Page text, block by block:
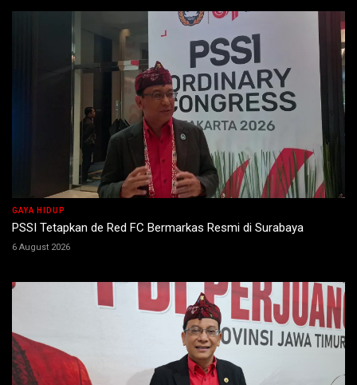
GAYA HIDUP
PSSI Tetapkan de Red FC Bermarkas Resmi di Surabaya
6 August 2026